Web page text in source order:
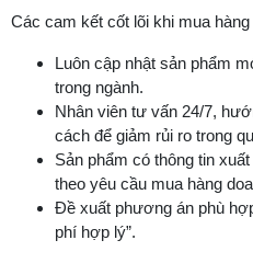
Các cam kết cốt lõi khi mua
Luôn cập nhật sản phẩm
trong ngành.
Nhân viên tư vấn 24/7,
cách để giảm rủi ro trong
Sản phẩm có thông tin
theo yêu cầu mua hàng
Đề xuất phương án phù
phí hợp lý”.